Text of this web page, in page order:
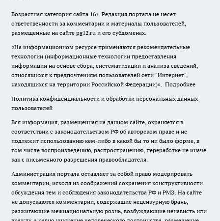
Возрастная категория сайта 16+. Редакция портала не несет
ответственности за комментарии и материалы пользователей,
размещенные на сайте pg12.ru и его субдоменах.
«На информационном ресурсе применяются рекомендательные
технологии (информационные технологии предоставления
информации на основе сбора, систематизации и анализа сведений,
относящихся к предпочтениям пользователей сети "Интернет",
находящихся на территории Российской Федерации)». Подробнее
Политика конфиденциальности и обработки персональных данных
пользователей
Вся информация, размещенная на данном сайте, охраняется в
соответствии с законодательством РФ об авторском праве и не
подлежит использованию кем-либо в какой бы то ни было форме, в
том числе воспроизведению, распространению, переработке не иначе
как с письменного разрешения правообладателя.
Администрация портала оставляет за собой право модерировать
комментарии, исходя из соображений сохранения конструктивности
обсуждения тем и соблюдения законодательства РФ и РМЭ. На сайте
не допускаются комментарии, содержащие нецензурную брань,
разжигающие межнациональную рознь, возбуждающие ненависть или